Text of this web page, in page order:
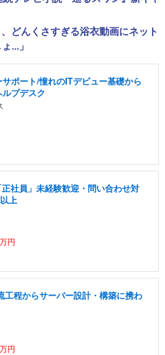
どんくさすぎる浴衣動画にネット
...」
ポート/憧れのITデビュー基礎から
プデスク
社員」未経験歓迎・問い合わせ対
上
円
工程からサーバー設計・構築に携わ
円